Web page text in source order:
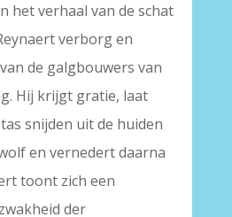
het verhaal van de schat
verborg en
de galgbouwers van
Hij krijgt gratie, laat
snijden uit de huiden
en vernedert daarna
toont zich een
der